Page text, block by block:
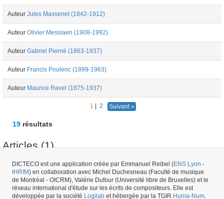
Auteur Jules Massenet (1842-1912)
Auteur Olivier Messiaen (1908-1992)
Auteur Gabriel Pierné (1863-1937)
Auteur Francis Poulenc (1899-1963)
Auteur Maurice Ravel (1875-1937)
1 | 2 Suivant »
19 résultats
Articles (1)
ArticleIgor Stravinsky (1882-1971) - "Les Espagnols aux Ballets russes" -
Comœdia - 15/05/1921
DICTECO est une application créée par Emmanuel Reibel (ENS Lyon -
IHRIM) en collaboration avec Michel Duchesneau (Faculté de musique
de Montréal - OICRM), Valérie Dufour (Université libre de Bruxelles) et le
réseau international d'étude sur les écrits de compositeurs. Elle est
développée par la société Logilab et hébergée par la TGIR Huma-Num.